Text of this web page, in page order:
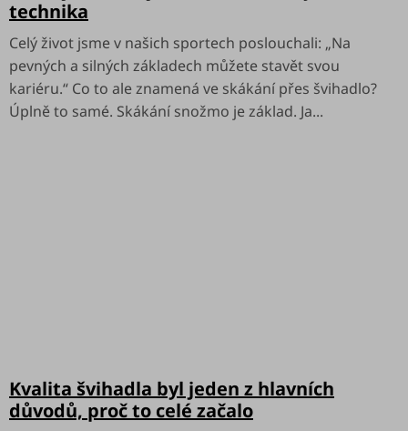
ů
technika
Celý život jsme v našich sportech poslouchali: „Na
pevných a silných základech můžete stavět svou
kariéru.“ Co to ale znamená ve skákání přes švihadlo?
Úplně to samé. Skákání snožmo je základ. Ja...
Kvalita švihadla byl jeden z hlavních
důvodů, proč to celé začalo